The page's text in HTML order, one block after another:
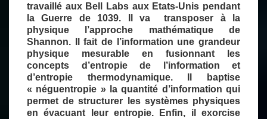
travaillé aux Bell Labs aux Etats-Unis pendant
la Guerre de 1039. Il va transposer à la
physique l’approche mathématique de
Shannon. Il fait de l’information une grandeur
physique mesurable en fusionnant les
concepts d’entropie de l’information et
d’entropie thermodynamique. Il baptise
« néguentropie » la quantité d’information qui
permet de structurer les systèmes physiques
en évacuant leur entropie. Enfin, il exorcise